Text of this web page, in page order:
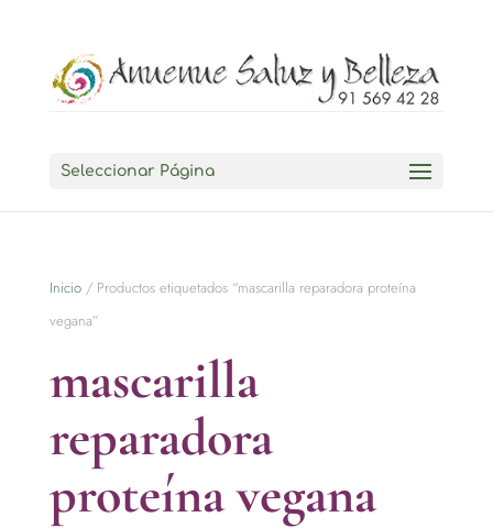
Seleccionar Página
Inicio/ Productos etiquetados “mascarilla reparadora proteína
vegana”
mascarilla
reparadora
proteína vegana